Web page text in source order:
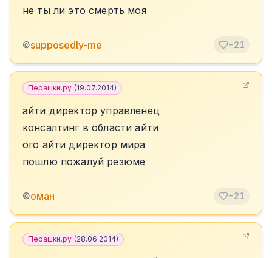
не ты ли это смерть моя
©supposedly-me -21
Перашки.ру (19.07.2014)
айти директор управленец
консалтинг в области айти
ого айти директор мира
пошлю пожалуй резюме
©оман -21
Перашки.ру (28.06.2014)